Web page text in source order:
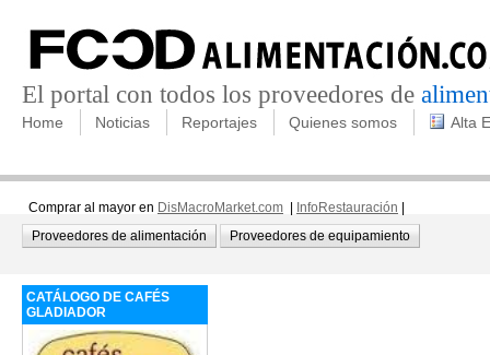
El portal con todos los proveedores de
Home Noticias Reportajes Quienes somos Alta
Comprar al mayor en DisMacroMarket.com InfoRestauración
Proveedores de alimentación
Proveedores de equipamiento
CATÁLOGO DE CAFÉS
GLADIADOR